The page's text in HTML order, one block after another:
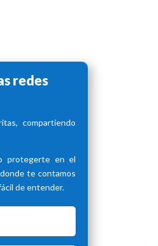
redes
compartiendo
protegerte en el
te contamos
de entender.